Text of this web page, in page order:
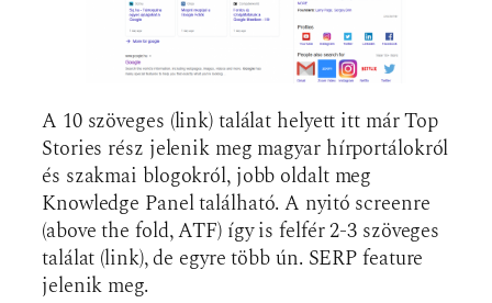
A 10 szöveges (link) találat helyett itt már Top
Stories rész jelenik meg magyar hírportálokról
és szakmai blogokról, jobb oldalt meg
Knowledge Panel található. A nyitó screenre
(above the fold, ATF) így is felfér 2-3 szöveges
találat (link), de egyre több ún. SERP feature
jelenik meg.